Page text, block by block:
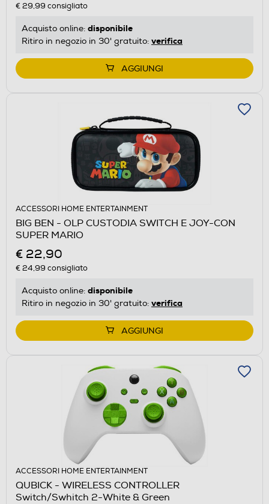
€ 29,99 consigliato
Acquisto online: disponibile
Ritiro in negozio in 30' gratuito: verifica
AGGIUNGI
ACCESSORI HOME ENTERTAINMENT
BIG BEN - OLP CUSTODIA SWITCH E JOY-CON
SUPER MARIO
€ 22,90
€ 24,99 consigliato
Acquisto online: disponibile
Ritiro in negozio in 30' gratuito: verifica
AGGIUNGI
ACCESSORI HOME ENTERTAINMENT
QUBICK - WIRELESS CONTROLLER
Switch/Swhitch 2-White & Green